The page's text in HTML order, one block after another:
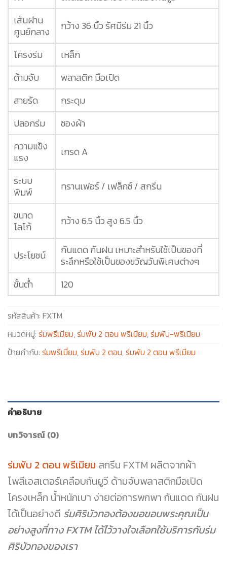
เส้นผ่าน
ศูนย์กลาง
กว้าง 36 นิ้ว รัศมีร่ม 21 นิ้ว
โครงร่ม
เหล็ก
ด้ามจับ
พลาสติก มือเปิด
สายรัด
กระดุม
ปลอกร่ม
ซองผ้า
ความแข็ง
แรง
เกรด A
ระบบ
พิมพ์
ทรานเฟอร์ / เฟล็กซ์ / สกรีน
ขนาด
โลโก้
กว้าง 6.5 นิ้ว สูง 6.5 นิ้ว
ประโยชน์
กันแดด กันฝน เหมาะสำหรับใช้เป็นของที่
ระลึกหรือใช้เป็นของขวัญวันพิเศษต่างๆ
ขั้นต่ำ
120
รหัสสินค้า: FXTM
หมวดหมู่: ร่มพรีเมียม,ร่มพับ 2 ตอน พรีเมียม,ร่มพับ-พรีเมียม
ป้ายกำกับ: ร่มพรีเมี่ยม,ร่มพับ 2 ตอน,ร่มพับ 2 ตอน พรีเมียม
คำอธิบาย
บทวิจารณ์ (0)
ร่มพับ 2 ตอน พรีเมียม สกรีน FXTM ผลิตจากผ้า
โพลีเอสเตอร์เคลือบกันยูวี ด้ามจับพลาสติกมือเปิด
โครงเหล็ก น้ำหนักเบา ง่ายต่อการพกพา กันแดด กันฝน
ได้เป็นอย่างดี ร่มศิริบัวทองต้องขอขอบพระคุณเป็น
อย่างสูงที่ทาง FXTM ได้ไว้วางใจเลือกใช้บริการกับร่ม
ศิริบัวทองของเรา